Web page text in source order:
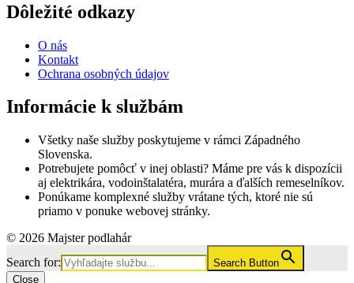
Dôležité odkazy
O nás
Kontakt
Ochrana osobných údajov
Informácie k službám
Všetky naše služby poskytujeme v rámci Západného
Slovenska.
Potrebujete pomôcť v inej oblasti? Máme pre vás k dispozícii
aj elektrikára, vodoinštalatéra, murára a ďalších remeselníkov.
Ponúkame komplexné služby vrátane tých, ktoré nie sú
priamo v ponuke webovej stránky.
© 2026 Majster podlahár
Search for:
Search Button
Close